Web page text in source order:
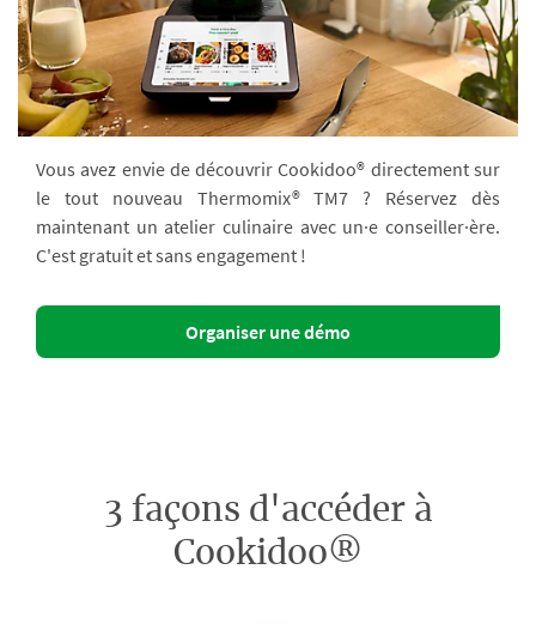
Vous avez envie de découvrir Cookidoo® directement sur
le tout nouveau Thermomix® TM7 ? Réservez dès
maintenant un atelier culinaire avec un·e conseiller·ère.
C'est gratuit et sans engagement !
Organiser une démo
3 façons d'accéder à
Cookidoo®